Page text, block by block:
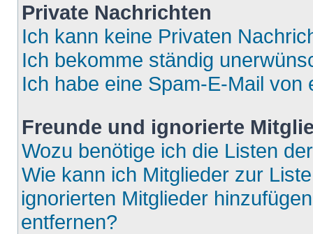
Private Nachrichten
Ich kann keine Privaten
Ich bekomme ständig
Ich habe eine Spam-E-Mail
Freunde und ignorierte
Wozu benötige ich die Listen
Wie kann ich Mitglieder zur
ignorierten Mitglieder
entfernen?